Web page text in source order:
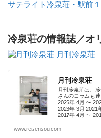
サテライト冷泉荘・駅前
冷泉荘の情報誌／オ
月刊冷泉荘
月刊冷泉荘
月刊冷泉荘は、
さんのコラムも
2026年 4月 〜
2023年 3月 2021
2017年 4月 〜
www.reizensou.com